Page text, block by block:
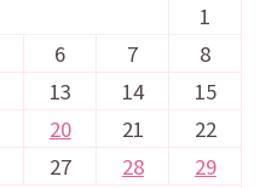
1
6 7
8
13 14
15
20 21
22
27 28
29